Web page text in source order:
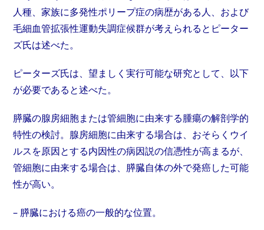
人種、家族に多発性ポリープ症の病歴がある人、および
毛細血管拡張性運動失調症候群が考えられるとピーター
ズ氏は述べた。
ピーターズ氏は、望ましく実行可能な研究として、以下
が必要であると述べた。
膵臓の腺房細胞または管細胞に由来する腫瘍の解剖学的
特性の検討。腺房細胞に由来する場合は、おそらくウイ
ルスを原因とする内因性の病因説の信憑性が高まるが、
管細胞に由来する場合は、膵臓自体の外で発癌した可能
性が高い。
– 膵臓における癌の一般的な位置。